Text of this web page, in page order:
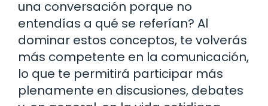
una conversación porque no
entendías a qué se referían? Al
dominar estos conceptos, te volverás
más competente en la comunicación,
lo que te permitirá participar más
plenamente en discusiones, debates